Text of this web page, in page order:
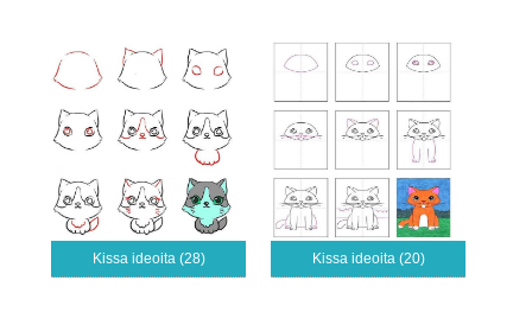
Kissa ideoita (28) Kissa ideoita (20)